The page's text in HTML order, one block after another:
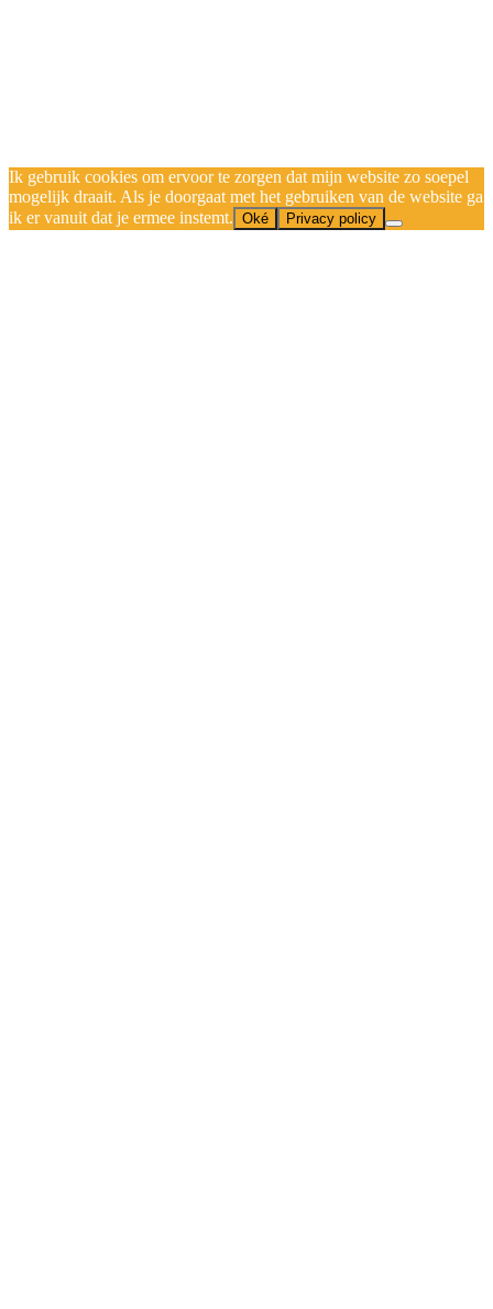
Ik gebruik cookies om ervoor te zorgen dat mijn website zo soepel
mogelijk draait. Als je doorgaat met het gebruiken van de website ga
ik er vanuit dat je ermee instemt. Oké Privacy policy